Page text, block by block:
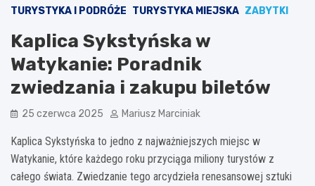
TURYSTYKA I PODRÓŻE TURYSTYKA MIEJSKA ZABYTKI
Kaplica Sykstyńska w
Watykanie: Poradnik
zwiedzania i zakupu biletów
25 czerwca 2025 Mariusz Marciniak
Kaplica Sykstyńska to jedno z najważniejszych miejsc w
Watykanie, które każdego roku przyciąga miliony turystów z
całego świata. Zwiedzanie tego arcydzieła renesansowej sztuki